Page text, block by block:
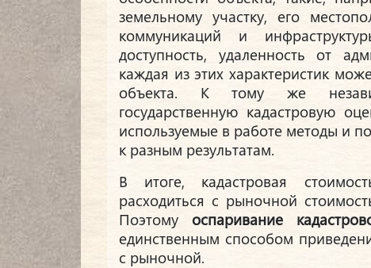
земельному участку, его
коммуникаций и
доступность, удаленность от
каждая из этих характеристик
объекта. К тому же
государственную кадастровую
используемые в работе методы и
к разным результатам.
В итоге, кадастровая
расходиться с рыночной
Поэтому оспаривание
единственным способом
с рыночной.